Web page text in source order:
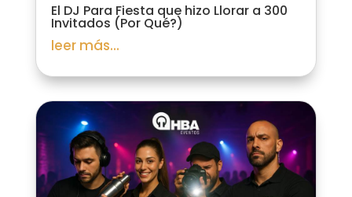
El DJ Para Fiesta que hizo Llorar a 300
Invitados (Por Qué?)
leer más...